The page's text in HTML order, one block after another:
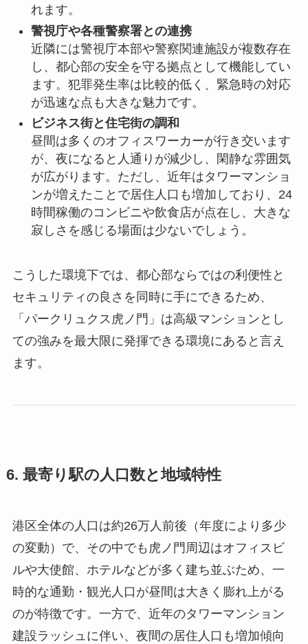
れます。
警視庁や各種警察署との連携
近隣には警視庁本部や警察関連施設が複数存在
し、都心部の安全を守る拠点として機能してい
ます。犯罪発生率は比較的低く、緊急時の対応
が迅速な点も大きな魅力です。
ビジネス街と住宅街の調和
昼間は多くのオフィスワーカーが行き交います
が、夜になると人通りが減少し、閑静な雰囲気
が広がります。ただし、近年はタワーマンショ
ンが増えたことで居住人口も増加しており、24
時間稼働のコンビニや飲食店が点在し、大きな
寂しさを感じる場面は少ないでしょう。
こうした環境下では、都心部ならではの利便性と
セキュリティの良さを同時に手にできるため、
「パークリュクス虎ノ門」は高級マンションとし
ての強みを最大限に発揮できる環境にあると言え
ます。
6. 最寄り駅の人口数と地域特性
港区全体の人口は約26万人前後（年度により多少
の変動）で、その中でも虎ノ門周辺はオフィスビ
ルや大使館、ホテルなどが多く建ち並ぶため、一
時的な通勤・観光人口が昼間は大きく膨れ上がる
のが特徴です。一方で、近年のタワーマンション
建設ラッシュに伴い、夜間の居住人口も増加傾向